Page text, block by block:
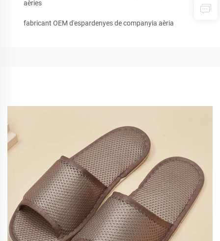
aèries
fabricant OEM d'espardenyes de companyia aèria